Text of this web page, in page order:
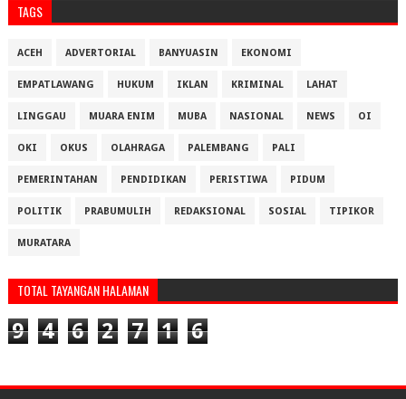
TAGS
ACEH ADVERTORIAL BANYUASIN EKONOMI
EMPATLAWANG HUKUM IKLAN KRIMINAL LAHAT
LINGGAU MUARA ENIM MUBA NASIONAL NEWS OI
OKI OKUS OLAHRAGA PALEMBANG PALI
PEMERINTAHAN PENDIDIKAN PERISTIWA PIDUM
POLITIK PRABUMULIH REDAKSIONAL SOSIAL TIPIKOR
MURATARA
TOTAL TAYANGAN HALAMAN
9 4 6 2 7 1 6